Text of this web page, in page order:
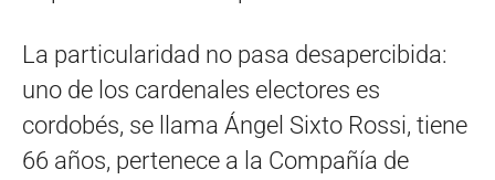
La particularidad no pasa desapercibida:
uno de los cardenales electores es
cordobés, se llama Ángel Sixto Rossi, tiene
66 años, pertenece a la Compañía de